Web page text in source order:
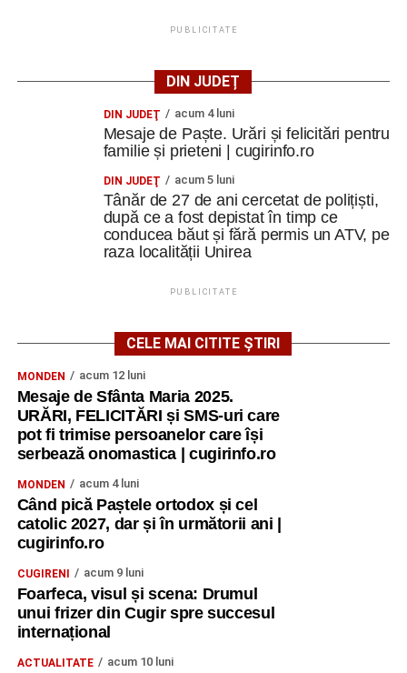
PUBLICITATE
DIN JUDEȚ
DIN JUDEŢ acum 4 luni
Mesaje de Paște. Urări și felicitări pentru
familie și prieteni | cugirinfo.ro
DIN JUDEŢ acum 5 luni
Tânăr de 27 de ani cercetat de polițiști,
după ce a fost depistat în timp ce
conducea băut și fără permis un ATV, pe
raza localității Unirea
PUBLICITATE
CELE MAI CITITE ȘTIRI
MONDEN acum 12 luni
Mesaje de Sfânta Maria 2025.
URĂRI, FELICITĂRI și SMS-uri care
pot fi trimise persoanelor care își
serbează onomastica | cugirinfo.ro
MONDEN acum 4 luni
Când pică Paștele ortodox și cel
catolic 2027, dar și în următorii ani |
cugirinfo.ro
CUGIRENI acum 9 luni
Foarfeca, visul și scena: Drumul
unui frizer din Cugir spre succesul
internațional
ACTUALITATE acum 10 luni